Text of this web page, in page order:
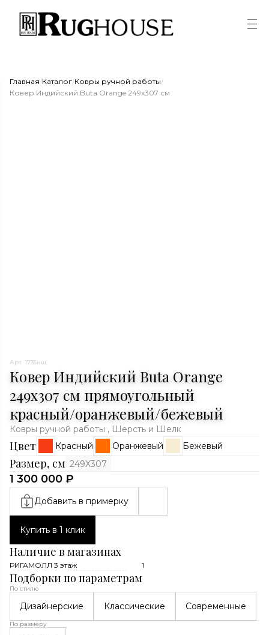
Главная/Каталог/Ковры ручной работы/
Ковер Индийский Buta Orange 249x307 см
Арт. 1735нш
Ковер Индийский Buta Orange
249x307 см прямоугольный
красный/оранжевый/бежевый
Ковры ручной работы , Шерсть и Шелк
Цвет Красный Оранжевый Бежевый
Размер, см 249X307
1 300 000 ₽
Добавить в примерку
Купить в 1 клик
Наличие в магазинах
РИГАМОЛЛ 3 этаж 1
Подборки по параметрам
По стилю
Дизайнерские Классические Современные
По размеру